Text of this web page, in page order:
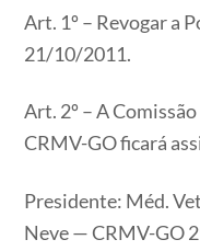
Art. 1º – Revogar a
21/10/2011.
Art. 2º – A
CRMV-GO ficará
Presidente: Méd.
Neve — CRMV-GO